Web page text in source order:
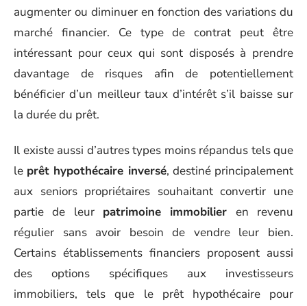
augmenter ou diminuer en fonction des variations du
marché financier. Ce type de contrat peut être
intéressant pour ceux qui sont disposés à prendre
davantage de risques afin de potentiellement
bénéficier d’un meilleur taux d’intérêt s’il baisse sur
la durée du prêt.
Il existe aussi d’autres types moins répandus tels que
le prêt hypothécaire inversé, destiné principalement
aux seniors propriétaires souhaitant convertir une
partie de leur patrimoine immobilier en revenu
régulier sans avoir besoin de vendre leur bien.
Certains établissements financiers proposent aussi
des options spécifiques aux investisseurs
immobiliers, tels que le prêt hypothécaire pour